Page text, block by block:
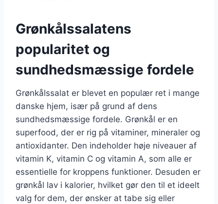
Grønkålssalatens
popularitet og
sundhedsmæssige fordele
Grønkålssalat er blevet en populær ret i mange
danske hjem, især på grund af dens
sundhedsmæssige fordele. Grønkål er en
superfood, der er rig på vitaminer, mineraler og
antioxidanter. Den indeholder høje niveauer af
vitamin K, vitamin C og vitamin A, som alle er
essentielle for kroppens funktioner. Desuden er
grønkål lav i kalorier, hvilket gør den til et ideelt
valg for dem, der ønsker at tabe sig eller